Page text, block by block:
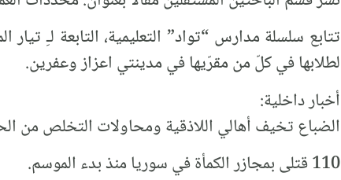
تتابع سلسلة مدارس “تواد” التعليمية، التابعة لـِ
لطلابها في كلّ من مقرّيها في مدينتي اعزاز وعفرين.
أخبار داخلية:
الضباع تخيف أهالي اللاذقية ومحاولات التخلص من
110 قتلى بمجازر الكمأة في سوريا منذ بدء الموسم.